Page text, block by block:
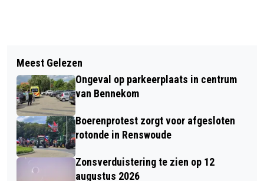
WEER WATERLEIDINGBREUK IN EDE
APPELVINK OP DE VOEDERTAFEL
Meest Gelezen
Ongeval op parkeerplaats in centrum
van Bennekom
Boerenprotest zorgt voor afgesloten
rotonde in Renswoude
Zonsverduistering te zien op 12
augustus 2026